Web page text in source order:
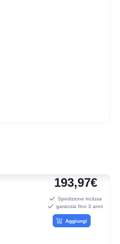
193,97€
Spedizione inclusa
garanzia fino 3 anni
Aggiungi